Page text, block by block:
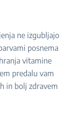
ne izgubljajo
posnema
vitamine
predalu vam
in bolj zdravem